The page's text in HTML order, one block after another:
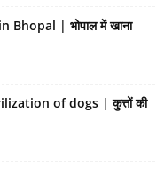
| भोपाल में खाना
of dogs | कुत्तों की